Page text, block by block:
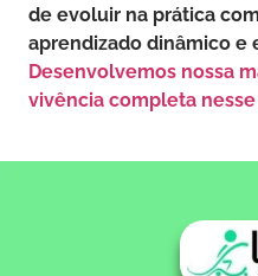
de evoluir na prática
aprendizado dinâmico e
Desenvolvemos nossa
vivência completa